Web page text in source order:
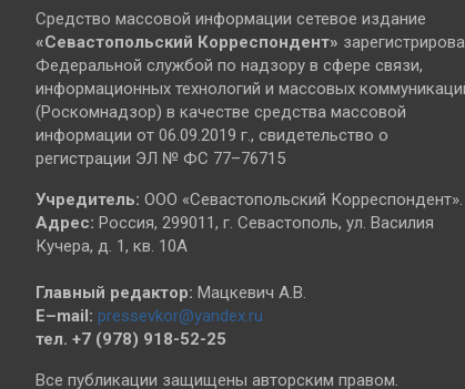
Средство массовой информации сетевое издание
«Севастопольский Корреспондент»
Федеральной службой по надзору в сфере связи,
информационных технологий и массовых
(Роскомнадзор) в качестве средства массовой
информации от 06.09.2019 г., свидетельство о
регистрации ЭЛ № ФС 77–76715
Учредитель: ООО «Севастопольский Корреспондент».
Адрес: Россия, 299011, г. Севастополь, ул. Василия
Кучера, д. 1, кв. 10А
Главный редактор: Мацкевич А.В.
E–mail: pressevkor@yandex.ru
тел. +7 (978) 918-52-25
Все публикации защищены авторским правом.